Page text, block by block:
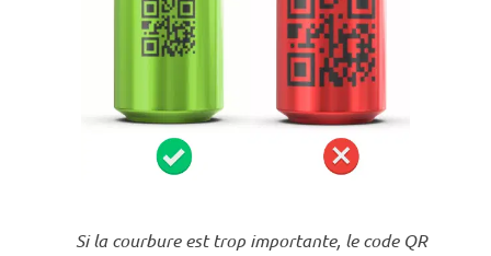
Si la courbure est trop importante, le code QR